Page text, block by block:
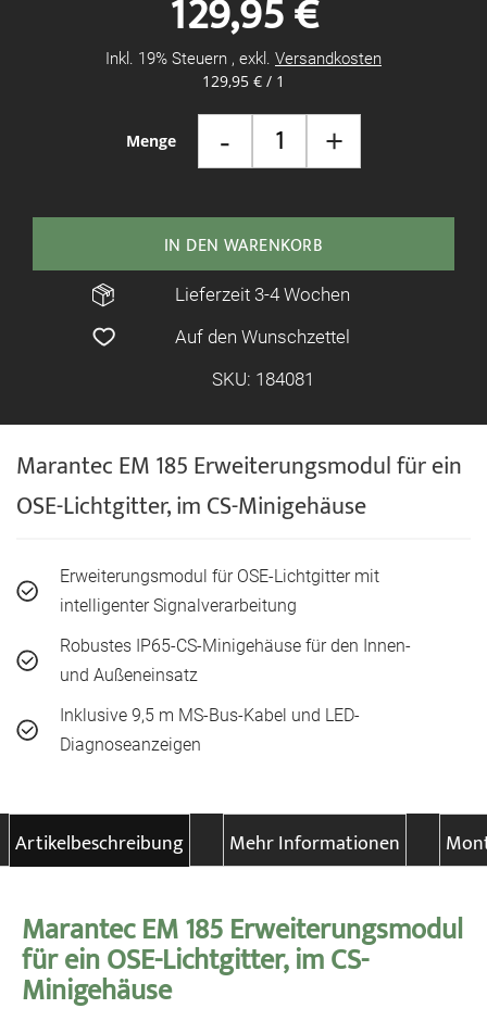
Marantec EM 185 Erweiterungsmodul für ein
OSE-Lichtgitter, im CS-Minigehäuse
Menge - +
129,95 €
Inkl. 19% Steuern , exkl. Versandkosten
129,95 € / 1
IN DEN WARENKORB
Lieferzeit 3-4 Wochen
Auf den Wunschzettel
SKU: 184081
Erweiterungsmodul für OSE-Lichtgitter mit
intelligenter Signalverarbeitung
Robustes IP65-CS-Minigehäuse für den Innen-
und Außeneinsatz
Inklusive 9,5 m MS-Bus-Kabel und LED-
Diagnoseanzeigen
Artikelbeschreibung Mehr Informationen
Marantec EM 185 Erweiterungsmodul
für ein OSE-Lichtgitter, im CS-
Minigehäuse